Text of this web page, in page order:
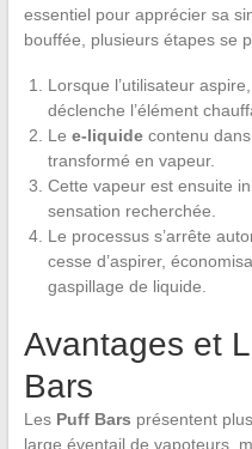
essentiel pour apprécier sa
bouffée, plusieurs étapes se
Lorsque l’utilisateur
déclenche l’élément
Le e-liquidecontenu
transformé en vapeur.
Cette vapeur est ensuite
sensation recherchée.
Le processus s’arrête
cesse d’aspirer,
gaspillage de liquide.
Avantages et
Bars
Les Puff Bars présentent
large éventail de vapoteurs,